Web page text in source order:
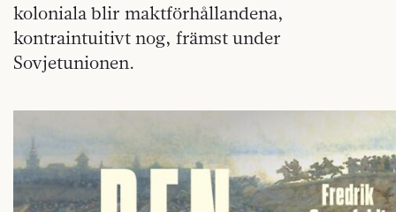
koloniala blir maktförhållandena,
kontraintuitivt nog, främst under
Sovjetunionen.